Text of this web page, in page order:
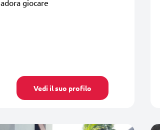
adora giocare
Vedi il suo profilo